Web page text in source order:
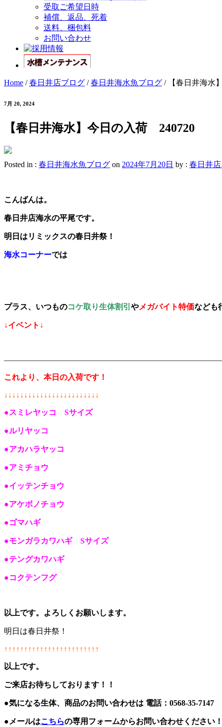
受取ご希望日時
補償、返品、死着
送料、梱包料
お問い合わせ
Home /春日井店ブログ /春日井海水魚ブログ / 【春日井海水
7月 20, 2024
【春日井海水】今日の入荷 240720
Posted in : 春日井海水魚ブログ on 2024年7月20日 by : 春日井
こんばんは。
春日井店海水の平尾です。
明日はリミックスの春日井祭！
海水コーナーでは
プラス、いつものコケ取り生体割引 やメガバイト特価なども
↓イベント↓
これより、本日の入荷です！
↓↓↓↓↓↓↓↓↓↓↓↓↓↓↓↓↓↓↓↓↓↓↓↓
●スミレヤッコ Sサイズ
●ルリヤッコ
●アカハラヤッコ
●アミチョウ
●イッテンチョウ
●アケボノチョウ
●ゴマハギ
●モンガラカワハギ Sサイズ
●テングカワハギ
●コクテンフグ
以上です。よろしくお願いします。
明日は春日井祭！
↑↑↑↑↑↑↑↑↑↑↑↑↑↑↑↑↑↑↑↑↑↑↑↑
以上です。
ご来店お待ちしております！！
●気になる生体、商品のお問い合わせは 電話：0568-35-7147
●メールはこちらの専用フォームからお問い合わせください！